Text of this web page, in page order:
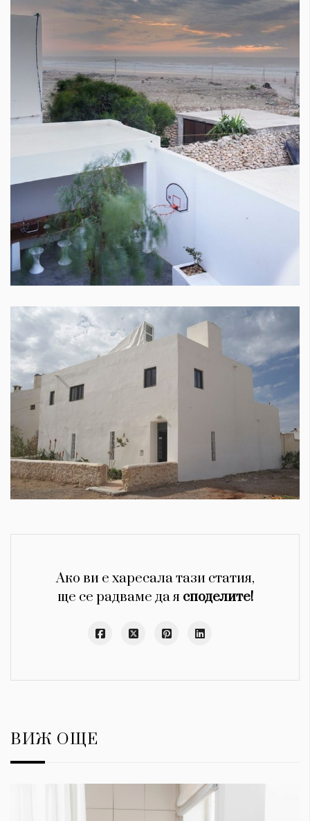
Ако ви е харесала тази статия,
ще се радваме да я споделите!
ВИЖ ОЩЕ